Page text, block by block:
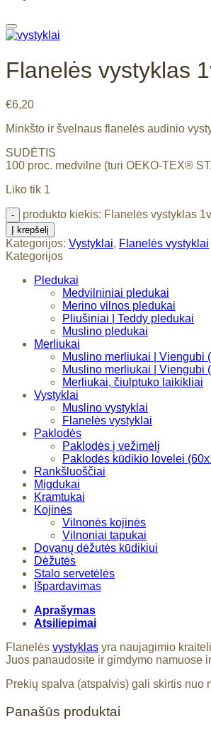
Flanelės vystyklas
€6,20
Minkšto ir švelnaus flanelės audinio
SUDĖTIS
100 proc. medvilnė (turi OEKO-TEX®
Liko tik 1
produkto kiekis: Flanelės vystyklas
Į krepšelį
Kategorijos: Vystyklai, Flanelės vystyklai
Kategorijos
Pledukai
Medvilniniai pledukai
Merino vilnos pledukai
Pliušiniai | Teddy pledukai
Muslino pledukai
Merliukai
Muslino merliukai | Viengubi
Muslino merliukai | Viengubi
Merliukai, čiulptuko laikikliai
Vystyklai
Muslino vystyklai
Flanelės vystyklai
Paklodės
Paklodės į vežimėlį
Paklodės kūdikio lovelei
Rankšluoščiai
Migdukai
Kramtukai
Kojinės
Vilnonės kojinės
Vilnoniai tapukai
Dovanų dėžutės kūdikiui
Dėžutės
Stalo servetėlės
Išpardavimas
Aprašymas
Atsiliepimai
Flanelės vystyklas yra naujagimio
Juos panaudosite ir gimdymo namuose
Prekių spalva (atspalvis) gali skirtis nuo
Panašūs produktai